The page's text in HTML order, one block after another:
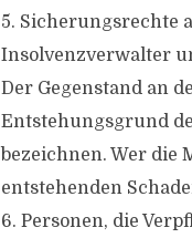
5. Sicherungsrechte
Insolvenzverwalter
Der Gegenstand an
Entstehungsgrund
bezeichnen. Wer
entstehenden
6. Personen, die